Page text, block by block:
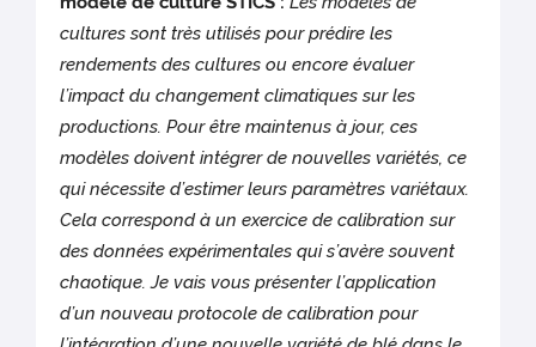
cultures sont très utilisés pour prédire les
rendements des cultures ou encore évaluer
l’impact du changement climatiques sur les
productions. Pour être maintenus à jour, ces
modèles doivent intégrer de nouvelles variétés, ce
qui nécessite d’estimer leurs paramètres variétaux.
Cela correspond à un exercice de calibration sur
des données expérimentales qui s’avère souvent
chaotique. Je vais vous présenter l’application
d’un nouveau protocole de calibration pour